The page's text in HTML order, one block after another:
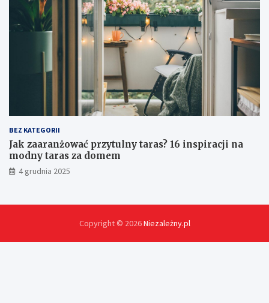
BEZ KATEGORII
Jak zaaranżować przytulny taras? 16 inspiracji na
modny taras za domem
4 grudnia 2025
Copyright © 2026Niezależny.pl